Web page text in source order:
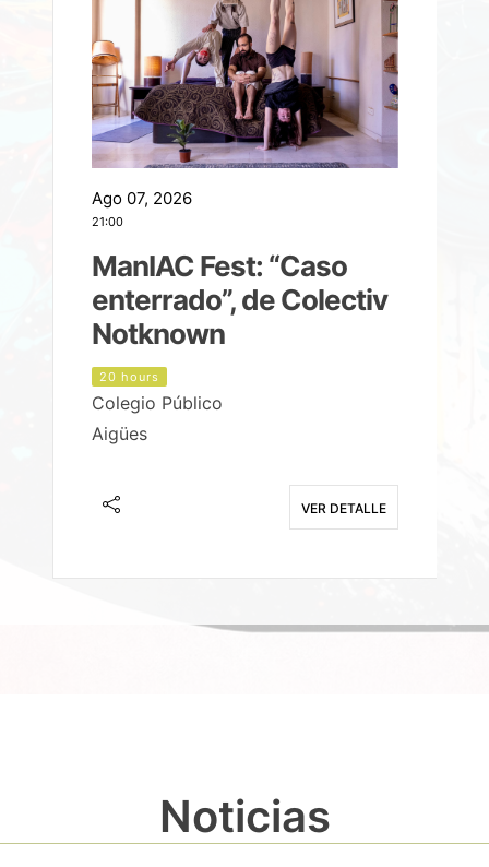
Ago 07, 2026
21:00
ManIAC Fest: “Caso
enterrado”, de Colectiv
Notknown
20 hours
Colegio Público
Aigües
VER DETALLE
Noticias